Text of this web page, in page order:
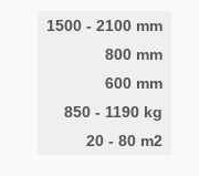
1500 - 2100mm
800mm
600mm
850 - 1190kg
20 - 80m2